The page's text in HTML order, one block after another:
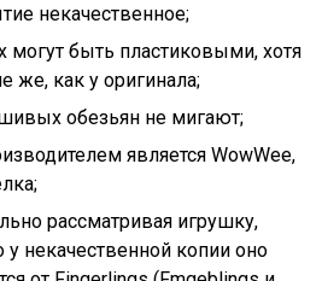
некачественное;
могут быть пластиковыми, хотя
же, как у оригинала;
обезьян не мигают;
является WowWee,
рассматривая игрушку,
у некачественной копии оно